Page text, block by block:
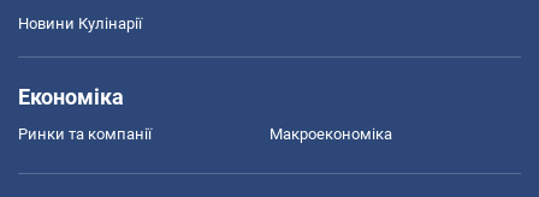
Новини Кулінарії
Економіка
Ринки та компанії Макроекономіка